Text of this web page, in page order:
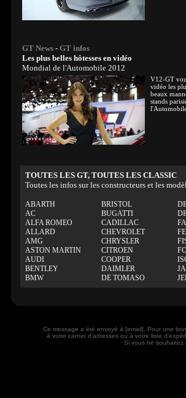
GT News - GT infos
Les plus belles hôtesses en vidéo
Mondial de l'Automobile 2012
V12-GT
vidéo les
beaux
stands
TOUTES LES GT, TOUTES LES CLASSIC
Toutes les infos sur les constructeurs et les
ABARTH
AC
ALFA ROMEO
ALLARD
AMG
ASTON MARTIN
AUDI
BENTLEY
BMW
BRISTOL
BUGATTI
CADILLAC
CHEVROLET
CHRYSLER
CITROEN
COOPER
DAIMLER
DE TOMASO
Ce message a été envoyé à [email]. Pour une
à votre carnet d'adresses ou à votre liste
Si vous ne souhaitez